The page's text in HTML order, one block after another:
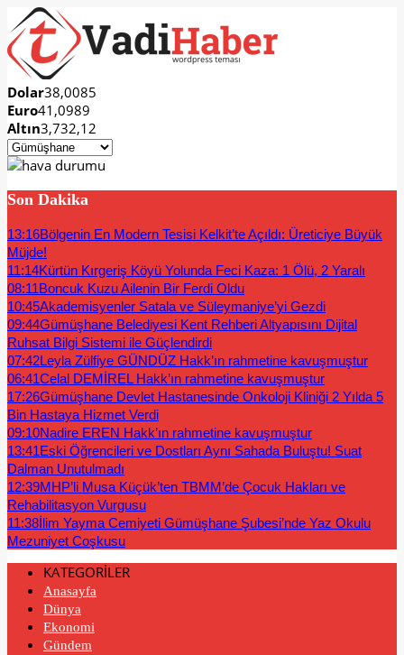
Dolar38,0085
Euro41,0989
Altın3,732,12
Son Dakika
13:16Bölgenin En Modern Tesisi Kelkit’te Açıldı: Üreticiye Büyük
Müjde!
11:14Kürtün Kırgeriş Köyü Yolunda Feci Kaza: 1 Ölü, 2 Yaralı
08:11Boncuk Kuzu Ailenin Bir Ferdi Oldu
10:45Akademisyenler Satala ve Süleymaniye’yi Gezdi
09:44Gümüşhane Belediyesi Kent Rehberi Altyapısını Dijital
Ruhsat Bilgi Sistemi ile Güçlendirdi
07:42Leyla Zülfiye GÜNDÜZ Hakk’ın rahmetine kavuşmuştur
06:41Celal DEMİREL Hakk’ın rahmetine kavuşmuştur
17:26Gümüşhane Devlet Hastanesinde Onkoloji Kliniği 2 Yılda 5
Bin Hastaya Hizmet Verdi
09:10Nadire EREN Hakk’ın rahmetine kavuşmuştur
13:41Eski Öğrencileri ve Dostları Aynı Sahada Buluştu! Suat
Dalman Unutulmadı
12:39MHP’li Musa Küçük’ten TBMM’de Çocuk Hakları ve
Rehabilitasyon Vurgusu
11:38İlim Yayma Cemiyeti Gümüşhane Şubesi’nde Yaz Okulu
Mezuniyet Coşkusu
KATEGORİLER
Anasayfa
Dünya
Ekonomi
Gündem